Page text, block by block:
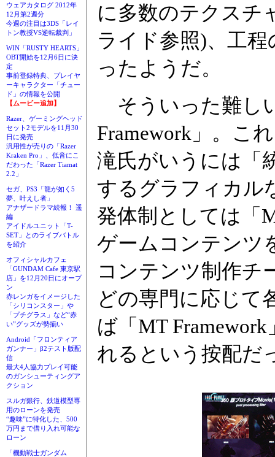
ウェアカタログ 2012年
12月第2週分
今週の注目は3DS「レイ
トン教授VS逆転裁判」
WIN「RUSTY HEARTS」
OBT開始を12月6日に決
定
事前登録特典、プレイヤ
ーキャラクター「チュー
ド」の情報を公開
【ムービー追加】
Razer、ゲーミングヘッド
セット2モデルを11月30
日に発売
汎用性が売りの「Razer
Kraken Pro」、低音にこ
だわった「Razer Tiamat
2.2」
セガ、PS3「龍が如く5
夢、叶えし者」
アナザードラマ続報！ 遥
編
アイドルユニット「T-
SET」とのライブバトル
を紹介
オフィシャルカフェ
「GUNDAM Cafe 東京駅
店」を12月20日にオープ
ン
赤レンガをイメージした
「シリコンスター」や
「プチグラス」など“赤
い”グッズが勢揃い
Android「フロンティア
ガンナー」β2テスト版配
信
最大4人協力プレイ可能
のガンシューティングア
クション
スルガ銀行、鉄道模型専
用のローンを発売
“趣味”に特化した、500
万円まで借り入れ可能な
ローン
「機動戦士ガンダム
に多数のテクスチ
ライド参照)、工
ったようだ。
そういった難し
Framework」。こ
滝氏がいうには「
するグラフィカル
発体制としては「
ゲームコンテンツ
コンテンツ制作チ
どの専門に応じて
ば「MT
れるという按配だ